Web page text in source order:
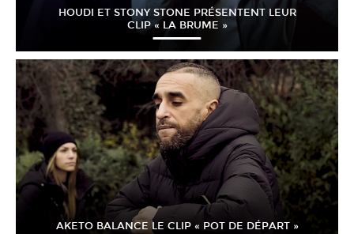
HOUDI ET STONY STONE PRÉSENTENT LEUR
CLIP « LA BRUME »
AKETO BALANCE LE CLIP « POT DE DÉPART »